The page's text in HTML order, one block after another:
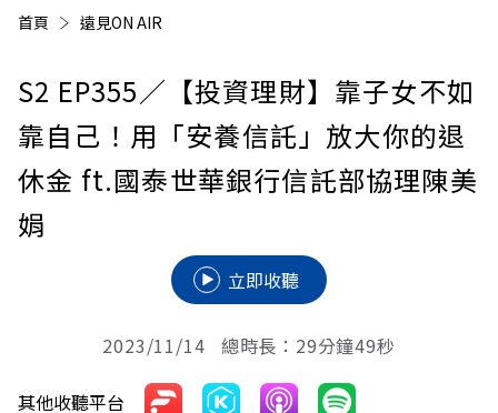
首頁 遠見ON AIR
S2 EP355／【投資理財】靠子女不如
靠自己！用「安養信託」放大你的退
休金 ft.國泰世華銀行信託部協理陳美
娟
立即收聽
2023/11/14 總時長：29分鐘49秒
其他收聽平台